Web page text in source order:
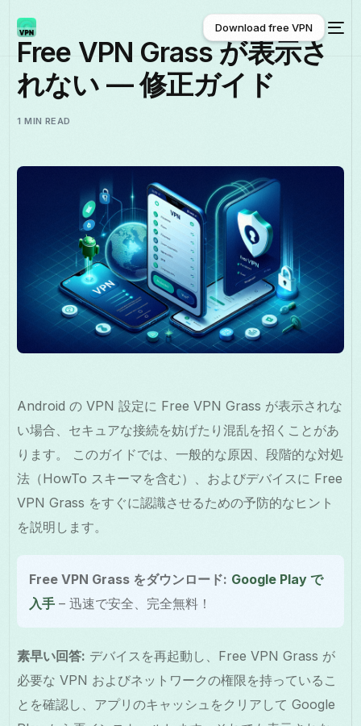
日本語
Download free VPN
Download free VPN
Free VPN Grass が表示さ
れない — 修正ガイド
1 MIN READ
Android の VPN 設定に Free VPN Grass が表示されな
い場合、セキュアな接続を妨げたり混乱を招くことがあ
ります。 このガイドでは、一般的な原因、段階的な対処
法（HowTo スキーマを含む）、およびデバイスに Free
VPN Grass をすぐに認識させるための予防的なヒント
を説明します。
Free VPN Grass をダウンロード: Google Play で
入手 – 迅速で安全、完全無料！
素早い回答: デバイスを再起動し、Free VPN Grass が
必要な VPN およびネットワークの権限を持っているこ
とを確認し、アプリのキャッシュをクリアして Google